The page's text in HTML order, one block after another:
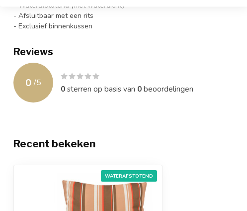
- Waterafstotend (niet waterdicht)
- Afsluitbaar met een rits
- Exclusief binnenkussen
Reviews
0 /5
0sterren op basis van 0beoordelingen
Recent bekeken
WATERAFSTOTEND